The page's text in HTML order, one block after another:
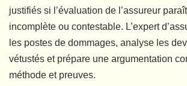
justifiés si l’évaluation de l’assureur
incomplète ou contestable. L’expert
les postes de dommages, analyse les
vétustés et prépare une argumentation
méthode et preuves.